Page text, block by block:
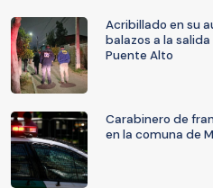
Acribillado en su
balazos a la
Puente Alto
Carabinero de
en la comuna de